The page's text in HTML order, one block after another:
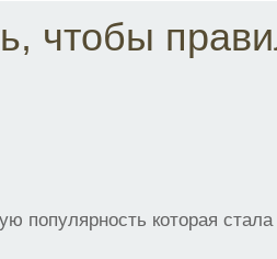
чтобы
популярность которая